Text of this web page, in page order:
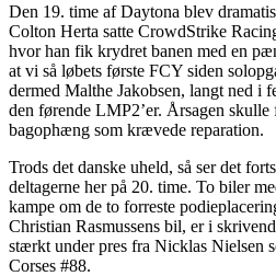
Den 19. time af Daytona blev
Colton Herta satte CrowdStrike
hvor han fik krydret banen med en
at vi så løbets første FCY siden
dermed Malthe Jakobsen, langt ned i
den førende LMP2’er. Årsagen skulle
bagophæng som krævede reparation.
Trods det danske uheld, så ser det
deltagerne her på 20. time. To biler
kampe om de to forreste
Christian Rasmussens bil, er i
stærkt under pres fra Nicklas Nielsen
Corses #88.